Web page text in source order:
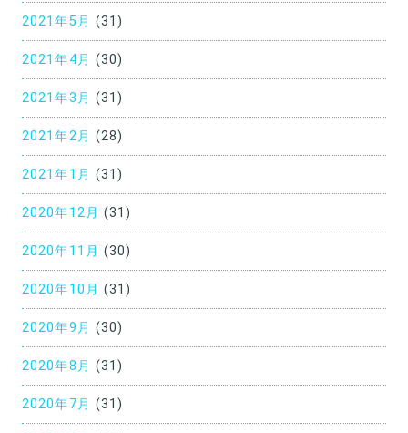
2021年5月 (31)
2021年4月 (30)
2021年3月 (31)
2021年2月 (28)
2021年1月 (31)
2020年12月 (31)
2020年11月 (30)
2020年10月 (31)
2020年9月 (30)
2020年8月 (31)
2020年7月 (31)